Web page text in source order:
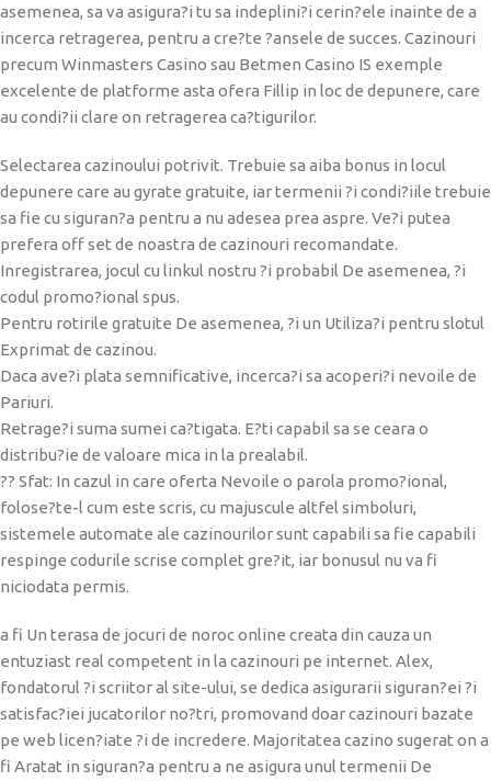
asemenea, sa va asigura?i tu sa indeplini?i cerin?ele inainte de a
incerca retragerea, pentru a cre?te ?ansele de succes. Cazinouri
precum Winmasters Casino sau Betmen Casino IS exemple
excelente de platforme asta ofera Fillip in loc de depunere, care
au condi?ii clare on retragerea ca?tigurilor.
Selectarea cazinoului potrivit. Trebuie sa aiba bonus in locul
depunere care au gyrate gratuite, iar termenii ?i condi?iile trebuie
sa fie cu siguran?a pentru a nu adesea prea aspre. Ve?i putea
prefera off set de noastra de cazinouri recomandate.
Inregistrarea, jocul cu linkul nostru ?i probabil De asemenea, ?i
codul promo?ional spus.
Pentru rotirile gratuite De asemenea, ?i un Utiliza?i pentru slotul
Exprimat de cazinou.
Daca ave?i plata semnificative, incerca?i sa acoperi?i nevoile de
Pariuri.
Retrage?i suma sumei ca?tigata. E?ti capabil sa se ceara o
distribu?ie de valoare mica in la prealabil.
?? Sfat: In cazul in care oferta Nevoile o parola promo?ional,
folose?te-l cum este scris, cu majuscule altfel simboluri,
sistemele automate ale cazinourilor sunt capabili sa fie capabili
respinge codurile scrise complet gre?it, iar bonusul nu va fi
niciodata permis.
a fi Un terasa de jocuri de noroc online creata din cauza un
entuziast real competent in la cazinouri pe internet. Alex,
fondatorul ?i scriitor al site-ului, se dedica asigurarii siguran?ei ?i
satisfac?iei jucatorilor no?tri, promovand doar cazinouri bazate
pe web licen?iate ?i de incredere. Majoritatea cazino sugerat on a
fi Aratat in siguran?a pentru a ne asigura unul termenii De